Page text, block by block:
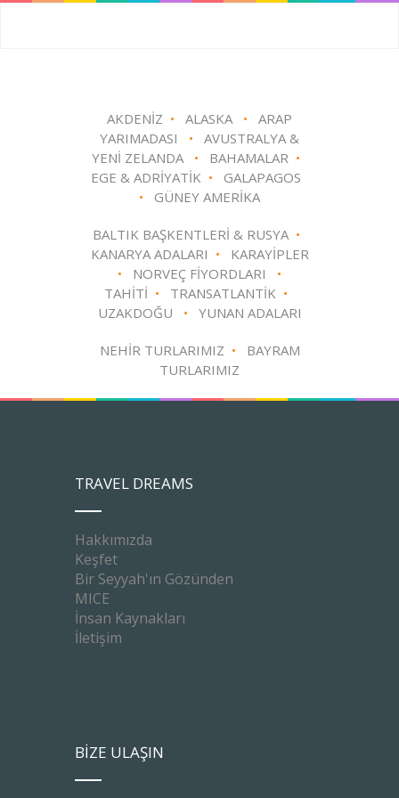
AKDENİZ • ALASKA• ARAP
YARIMADASI • AVUSTRALYA &
YENİ ZELANDA• BAHAMALAR •
EGE & ADRİYATİK • GALAPAGOS
• GÜNEY AMERİKA
BALTIK BAŞKENTLERİ & RUSYA•
KANARYA ADALARI • KARAYİPLER
• NORVEÇ FİYORDLARI •
TAHİTİ • TRANSATLANTİK •
UZAKDOĞU • YUNAN ADALARI
NEHİR TURLARIMIZ • BAYRAM
TURLARIMIZ
TRAVEL DREAMS
Hakkımızda
Keşfet
Bir Seyyah'ın Gözünden
MICE
İnsan Kaynakları
İletişim
BİZE ULAŞIN